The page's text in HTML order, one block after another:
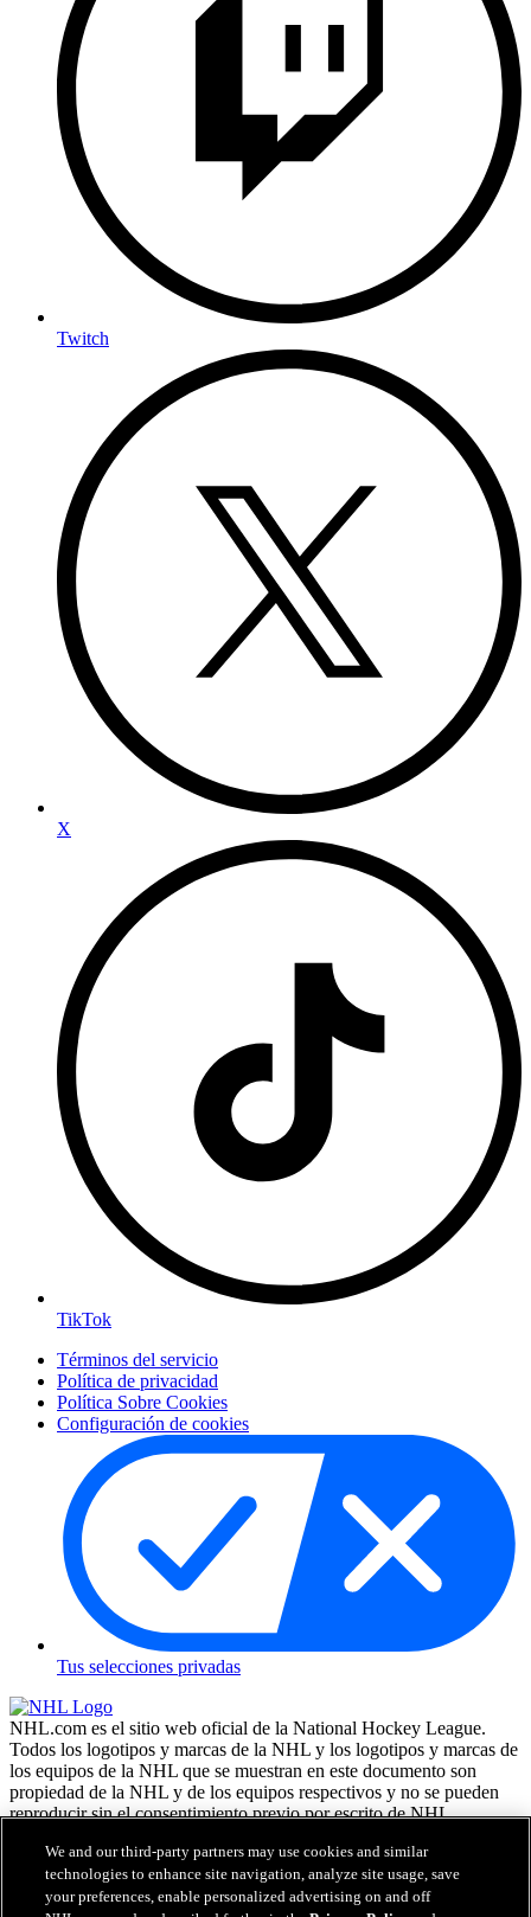
Twitch
X
TikTok
Términos del servicio
Política de privacidad
Política Sobre Cookies
Configuración de cookies
Tus selecciones privadas
NHL.com es el sitio web oficial de la National Hockey League.
Todos los logotipos y marcas de la NHL y los logotipos y marcas de
los equipos de la NHL que se muestran en este documento son
propiedad de la NHL y de los equipos respectivos y no se pueden
reproducir sin el consentimiento previo por escrito de NHL
las camisetas de los equipos de la NHL, personalizadas con los
nombres y números de los jugadores, tienen licencia oficial de la
NHL y la NHLPA. La marca denominativa Zamboni y la
We and our third-party partners may use cookies and similar
technologies to enhance site navigation, analyze site usage, save
your preferences, enable personalized advertising on and off